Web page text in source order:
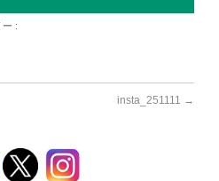
ー :
insta_251111 →